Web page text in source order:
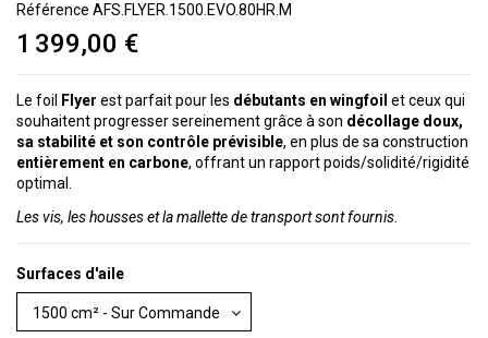
Référence AFS.FLYER.1500.EVO.80HR.M
1 399,00 €
Le foil Flyer est parfait pour les débutants en wingfoil et ceux qui
souhaitent progresser sereinement grâce à son décollage doux,
sa stabilité et son contrôle prévisible, en plus de sa construction
entièrement en carbone, offrant un rapport poids/solidité/rigidité
optimal.
Les vis, les housses et la mallette de transport sont fournis.
Surfaces d'aile